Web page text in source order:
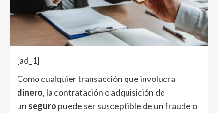
[ad_1]
Como cualquier transacción que involucra
dinero, la contratación o adquisición de
un seguro puede ser susceptible de un fraude o